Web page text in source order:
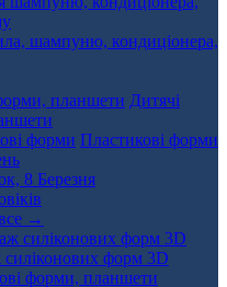
Дитячі
Пластикові форми
8 Березня
→
форм 3D